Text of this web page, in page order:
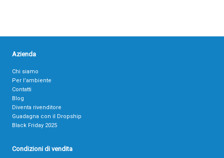
Azienda
Chi siamo
Per l’ambiente
Contatti
Blog
Diventa rivenditore
Guadagna con il Dropship
Black Friday 2025
Condizioni di vendita